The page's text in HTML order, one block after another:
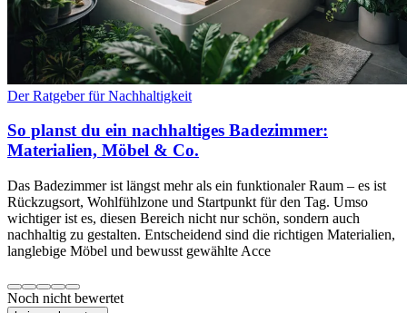
Der Ratgeber für Nachhaltigkeit
So planst du ein nachhaltiges Badezimmer:
Materialien, Möbel & Co.
Das Badezimmer ist längst mehr als ein funktionaler Raum – es ist
Rückzugsort, Wohlfühlzone und Startpunkt für den Tag. Umso
wichtiger ist es, diesen Bereich nicht nur schön, sondern auch
nachhaltig zu gestalten. Entscheidend sind die richtigen Materialien,
langlebige Möbel und bewusst gewählte Acce
Noch nicht bewertet